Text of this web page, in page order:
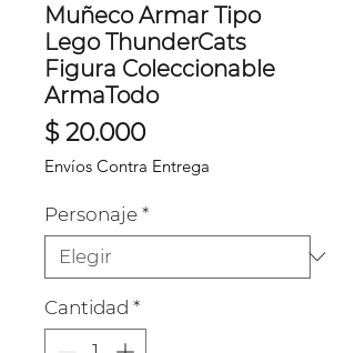
Muñeco Armar Tipo
Lego ThunderCats
Figura Coleccionable
ArmaTodo
$ 20.000Precio
Envíos Contra Entrega
Personaje *
Cantidad *